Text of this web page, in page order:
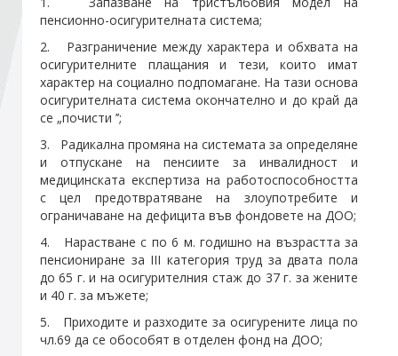
Стани член
Абонирайте се!
пенсионно-осигурителната система;
2. Разграничение между характера и обхвата на
осигурителните плащания и тези, които имат
характер на социално подпомагане. На тази основа
осигурителната система окончателно и до край да
се „почисти ’’;
3. Радикална промяна на системата за определяне
и отпускане на пенсиите за инвалидност и
медицинската експертиза на работоспособността
с цел предотвратяване на злоупотребите и
ограничаване на дефицита във фондовете на ДОО;
4. Нарастване с по 6 м. годишно на възрастта за
пенсиониране за III категория труд за двата пола
до 65 г. и на осигурителния стаж до 37 г. за жените
и 40 г. за мъжете;
5. Приходите и разходите за осигурените лица по
чл.69 да се обособят в отделен фонд на ДОО;